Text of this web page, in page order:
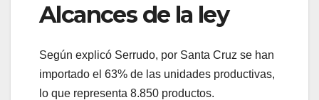
Alcances de la ley
Según explicó Serrudo, por Santa Cruz se han
importado el 63% de las unidades productivas,
lo que representa 8.850 productos.